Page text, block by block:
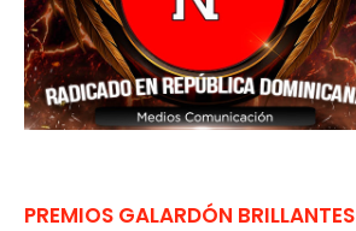
PREMIOS GALARDÓN BRILLANTES